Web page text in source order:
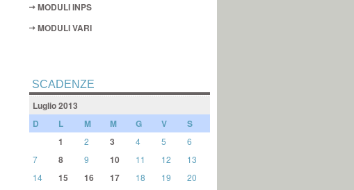
MODULI INPS
MODULI VARI
SCADENZE
Luglio 2013
D
L M M G V
S
1
2 3 4 5
6
7
8 9 10 11 12
13
14
15 16 17 18 19
20